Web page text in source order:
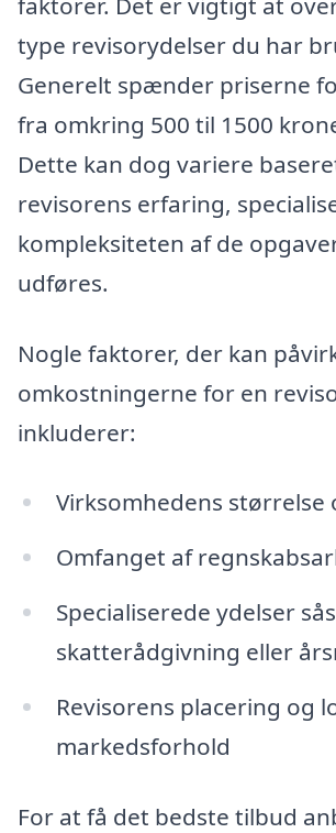
type revisorydelser du har
Generelt spænder priserne
fra omkring 500 til 1500
Dette kan dog variere
revisorens erfaring,
kompleksiteten af de
udføres.
Nogle faktorer, der kan
omkostningerne for en
inkluderer:
Virksomhedens størrelse
Omfanget af
Specialiserede ydelser
skatterådgivning eller
Revisorens placering og
markedsforhold
For at få det bedste tilbud